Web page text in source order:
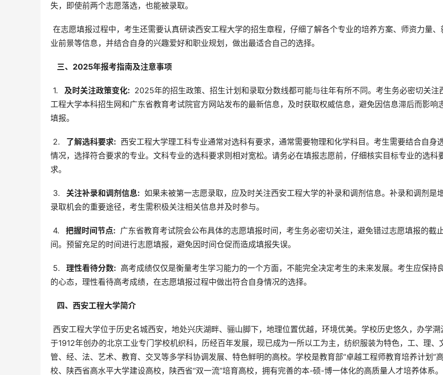
失，即使前两个志愿落选，也能被录取。
业前景等信息，并结合自身的兴趣爱好和职业规划，做出最适合自己的选择。
  三、2025年报考指南及注意事项
1.
  及时关注政策变化:
2025年的招生政策、招生计划和录取分数线都可能与往年有所不同。考生务必密切关注
工程大学本科招生网和广东省教育考试院官方网站发布的最新信息，及时获取权威信息，避免因信息滞后而影响
填报。
2.
  了解选科要求:
西安工程大学理工科专业通常对选科有要求，通常需要物理和化学科目。考生需要结合自身
情况，选择符合要求的专业。文科专业的选科要求则相对宽松。请务必在填报志愿前，仔细核实目标专业的选科
求。
3.
  关注补录和调剂信息:
如果未被第一志愿录取，应及时关注西安工程大学的补录和调剂信息。补录和调剂是
录取机会的重要途径，考生需积极关注相关信息并及时参与。
4.
  把握时间节点:
广东省教育考试院会公布具体的志愿填报时间，考生务必密切关注，避免错过志愿填报的截
间。预留充足的时间进行志愿填报，避免因时间仓促而造成填报失误。
5.
  理性看待分数:
高考成绩仅仅是衡量考生学习能力的一个方面，不能完全决定考生的未来发展。考生应保持
的心态，理性看待高考成绩，在志愿填报过程中做出符合自身情况的选择。
  四、西安工程大学简介
于1912年创办的北京工业专门学校机织科，历经百年发展，现已成为一所以工为主，纺织服装为特色，工、理、
管、经、法、艺术、教育、交叉等多学科协调发展、特色鲜明的高校。学校是教育部“卓越工程师教育培养计划”高
校、陕西省高水平大学建设高校，陕西省“双一流”培育高校，拥有完善的本-硕-博一体化的高质量人才培养体系